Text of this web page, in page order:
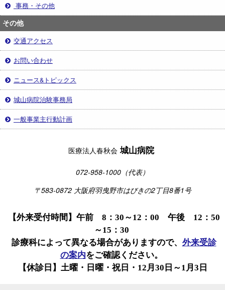
事務・その他
その他
交通アクセス
お問い合わせ
ニュース&トピックス
城山病院治験事務局
一般事業主行動計画
医療法人春秋会 城山病院
072-958-1000（代表）
〒583-0872 大阪府羽曳野市はびきの2丁目8番1号
【外来受付時間】午前 8：30～12：00 午後 12：50
～15：30
診療科によって異なる場合がありますので、 外来受診
の案内をご確認ください。
【休診日】土曜・日曜・祝日・12月30日～1月3日